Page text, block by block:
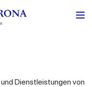
Dienstleistungen von